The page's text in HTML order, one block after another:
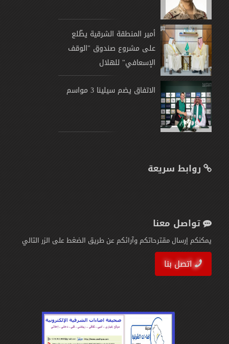
أمير المنطقة الشرقية يطّلع
على مشروع صندوق "الوقف
الإسعافي" للهلال
الاتفاق يضم سيلينا 3 مواسم
روابط سريعة
تواصل معنا
يمكنكم إرسال مقترحاتكم وآرائكم عن طريق الضغط على الزر التالي
اتصل بنا